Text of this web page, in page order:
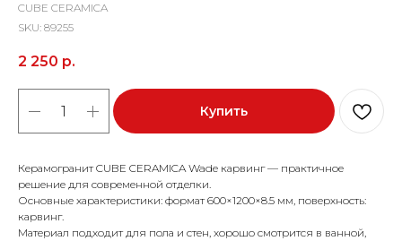
CUBE CERAMICA
SKU: 89255
2 250 р.
Купить
Керамогранит CUBE CERAMICA Wade карвинг — практичное
решение для современной отделки.
Основные характеристики: формат 600×1200×8.5 мм, поверхность:
карвинг.
Материал подходит для пола и стен, хорошо смотрится в ванной,